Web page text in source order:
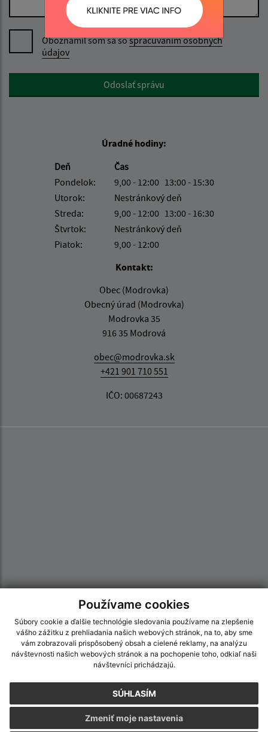
Používame cookies
Súbory cookie a ďalšie technológie sledovania používame na zlepšenie
vášho zážitku z prehliadania našich webových stránok, na to, aby sme
vám zobrazovali prispôsobený obsah a cielené reklamy, na analýzu
návštevnosti našich webových stránok a na pochopenie toho, odkiaľ naši
návštevníci prichádzajú.
SÚHLASÍM
Zmeniť moje nastavenia
Oboznámil som sa sospracúvaním osobných
údajov
Google reCaptcha ResponseOdoslať správu
Úradné hodiny:
Deň
Čas
Pondelok:
9,00 - 12:00 13:00 - 15:30
Utorok:
Nestránkový deň
Streda:
9,00 - 12:00 13:00 - 16:30
Štvrtok:
Nestránkový deň
Piatok:
9,00 - 12:00
Kontakt:
Obec (Modrovka)
Obecný úrad (Modrovka)
Modrovka 35
916 35 Modrová
obec@modrovka.sk
+421 901 710 551
IČO: 00687243
Informácie o stránke:
Vyhlásenie o prístupnosti
Autorské práva
Ochrana osobných údajov
Navigácia:
Vytlačiť aktuálnu stránku